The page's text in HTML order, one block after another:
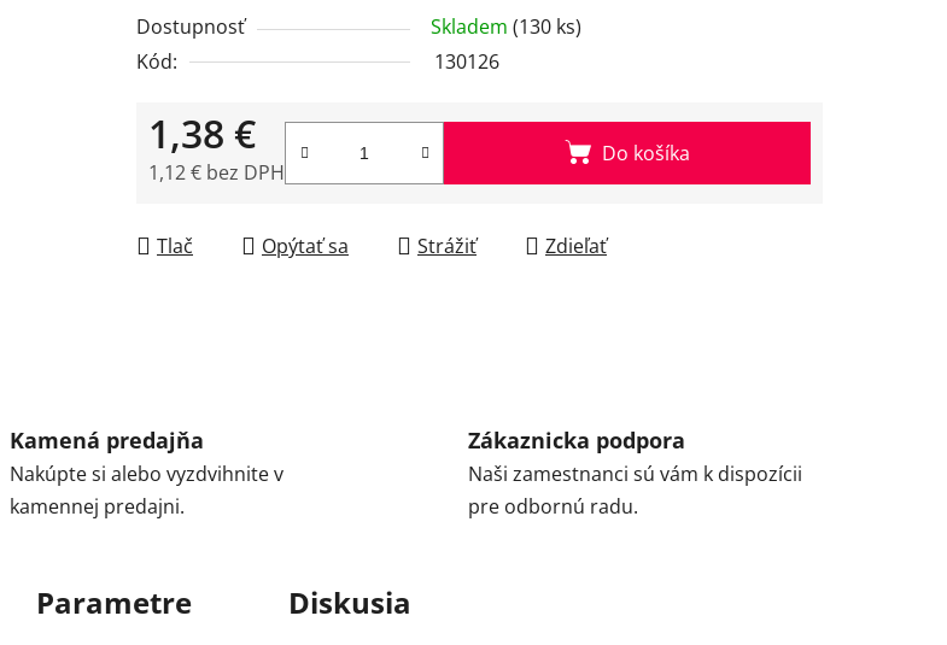
Dostupnosť Skladem (130 ks)
Kód:
130126
1,38 €
1,12 € bez DPH
Do košíka
Tlač Opýtať sa Strážiť Zdieľať
Kamená predajňa
Nakúpte si alebo vyzdvihnite v
kamennej predajni.
Zákaznicka podpora
Naši zamestnanci sú vám k dispozícii
pre odbornú radu.
Parametre Diskusia